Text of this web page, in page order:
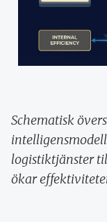
Schematisk
logistiktjänster
ökar